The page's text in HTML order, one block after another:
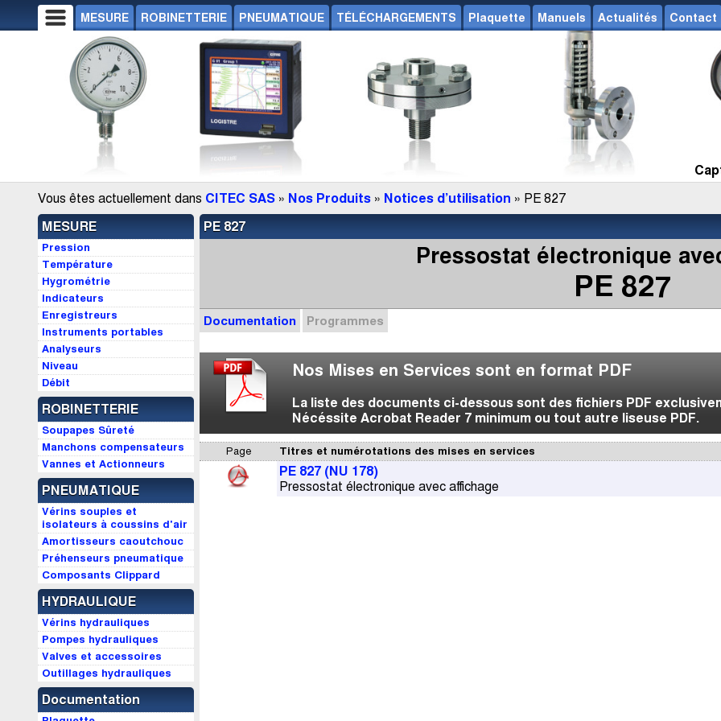
MESURE ROBINETTERIE PNEUMATIQUE TÉLÉCHARGEMENTS Plaquette Manuels Actualités Contact
Vous êtes actuellement dans CITEC SAS » Nos Produits » Notices d’utilisation » PE 827
MESURE
Pression
Température
Hygrométrie
Indicateurs
Enregistreurs
Instruments portables
Analyseurs
Niveau
Débit
ROBINETTERIE
Soupapes Sûreté
Manchons compensateurs
Vannes et Actionneurs
PNEUMATIQUE
Vérins souples et
isolateurs à coussins d'air
Amortisseurs caoutchouc
Préhenseurs pneumatique
Composants Clippard
HYDRAULIQUE
Vérins hydrauliques
Pompes hydrauliques
Valves et accessoires
Outillages hydrauliques
Documentation
PE 827
Pressostat électronique
PE 827
Documentation Programmes
Nos Mises en Services sont en format PDF
La liste des documents ci-dessous sont des fichiers PDF
Nécéssite Acrobat Reader 7 minimum ou tout autre liseuse PDF.
Page Titres et numérotations des mises en services
PE 827 (NU 178)
Pressostat électronique avec affichage